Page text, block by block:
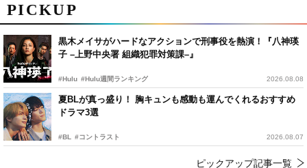
PICKUP
黒木メイサがハードなアクションで刑事役を熱演！『八神瑛
子 –上野中央署 組織犯罪対策課–』
#Hulu #Hulu週間ランキング 2026.08.08
夏BLが真っ盛り！ 胸キュンも感動も運んでくれるおすすめ
ドラマ3選
#BL #コントラスト 2026.08.07
ピックアップ記事一覧